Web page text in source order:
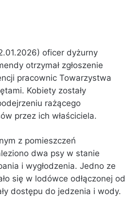
oficer dyżurny
otrzymał zgłoszenie
pracownic Towarzystwa
Kobiety zostały
rażącego
przez ich właściciela.
z pomieszczeń
dwa psy w stanie
i wygłodzenia. Jedno ze
się w lodówce odłączonej od
dostępu do jedzenia i wody.